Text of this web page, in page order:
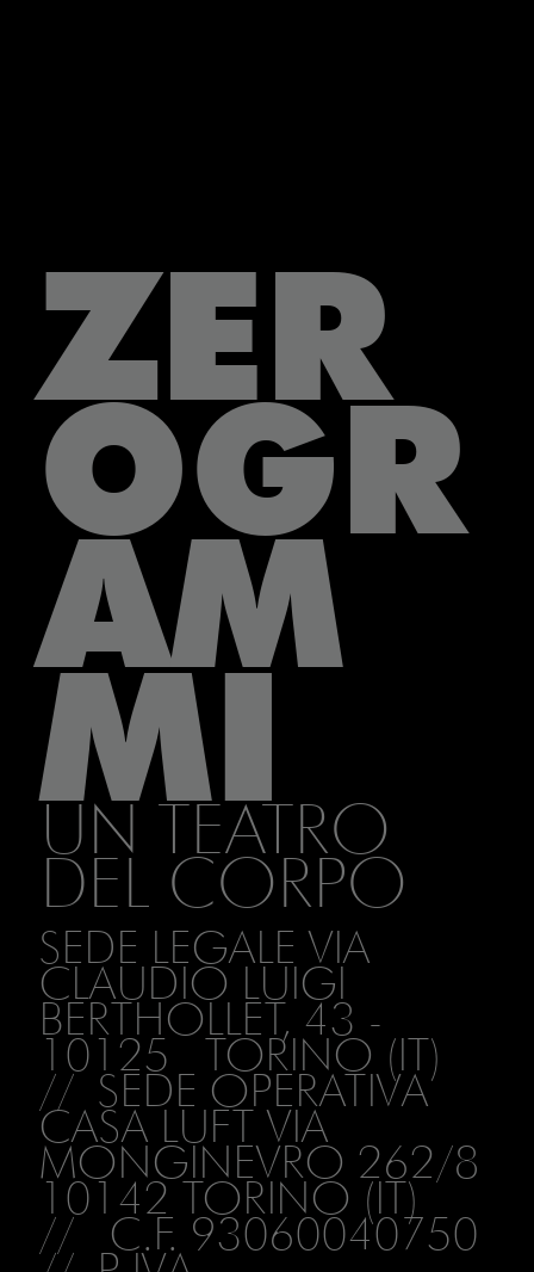
ZER
OGR
AM
MI
UN TEATRO
DEL CORPO
SEDE LEGALE VIA
CLAUDIO LUIGI
BERTHOLLET, 43 -
10125 TORINO (IT)
// SEDE OPERATIVA
CASA LUFT VIA
MONGINEVRO 262/8
10142 TORINO (IT)
// C.F. 93060040750